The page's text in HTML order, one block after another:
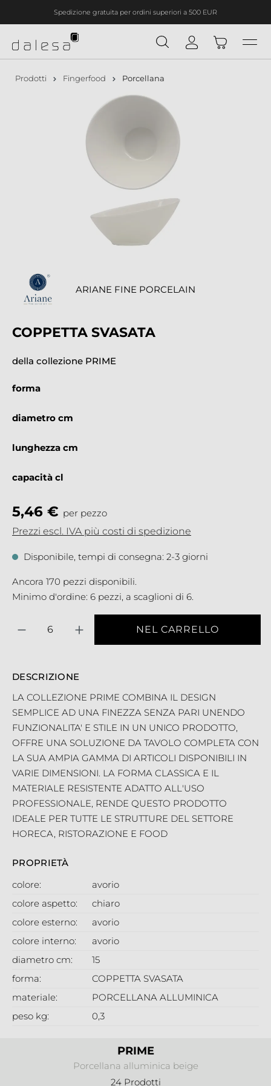
principaleSpedizione gratuita per ordini superiori a 500 EUR
PRIME
Porcellana alluminica beige
24 Prodotti
Prodotti Fingerfood Porcellana
ARIANE FINE PORCELAIN
COPPETTA SVASATA
della collezione PRIME
5,46 € per pezzo
Prezzi escl. IVA più costi di spedizione
Disponibile, tempi di consegna: 2-3 giorni
Ancora 170 pezzi disponibili.
Minimo d'ordine: 6 pezzi, a scaglioni di 6.
forma
diametro cm
lunghezza cm
capacità cl
NEL CARRELLO
DESCRIZIONE
LA COLLEZIONE PRIME COMBINA IL DESIGN
SEMPLICE AD UNA FINEZZA SENZA PARI UNENDO
FUNZIONALITA' E STILE IN UN UNICO PRODOTTO,
OFFRE UNA SOLUZIONE DA TAVOLO COMPLETA CON
LA SUA AMPIA GAMMA DI ARTICOLI DISPONIBILI IN
VARIE DIMENSIONI. LA FORMA CLASSICA E IL
MATERIALE RESISTENTE ADATTO ALL'USO
PROFESSIONALE, RENDE QUESTO PRODOTTO
IDEALE PER TUTTE LE STRUTTURE DEL SETTORE
HORECA, RISTORAZIONE E FOOD
PROPRIETÀ
colore:
avorio
colore aspetto:
chiaro
colore esterno:
avorio
colore interno:
avorio
diametro cm:
15
forma:
COPPETTA SVASATA
materiale:
PORCELLANA ALLUMINICA
peso kg:
0,3